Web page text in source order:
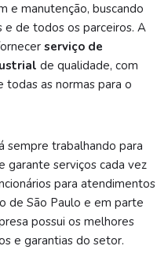
e manutenção, buscando
e de todos os parceiros. A
serviço de
de qualidade, com
todas as normas para o
sempre trabalhando para
garante serviços cada vez
para atendimentos
de São Paulo e em parte
possui os melhores
e garantias do setor.